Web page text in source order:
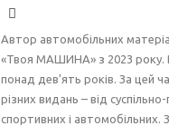
Автор автомобільних
«Твоя МАШИНА» з 2023 року.
понад дев’ять років. За цей
різних видань – від
спортивних і автомобільних.